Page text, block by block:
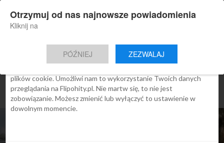
Nowa aplikacja Flipohity
Aktualne wiadomości, artykuły, TOP
Instalacja
Zgoda Szczegóły O cookies
Ta strona używa plików cookies
We Flipo robimy wszystko, aby pokazać Ci tylko te treści, które
plików cookie. Umożliwi nam to wykorzystanie Twoich danych
przeglądania na Flipohity.pl. Nie martw się, to nie jest
zobowiązanie. Możesz zmienić lub wyłączyć to ustawienie w
dowolnym momencie.
Otrzymuj od nas najnowsze powiadomienia
Kliknij na
PÓŹNIEJ ZEZWALAJ